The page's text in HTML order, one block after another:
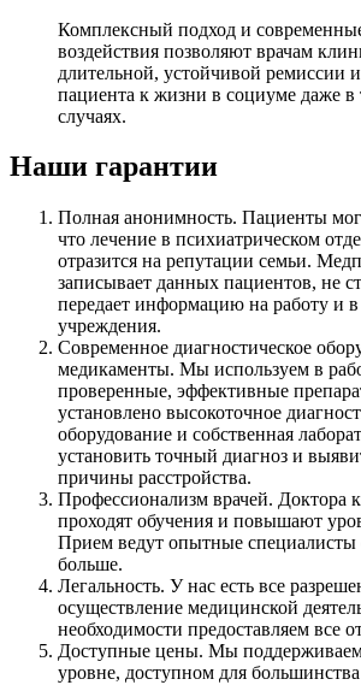
Комплексный подход и
воздействия позволяют врачам
длительной, устойчивой ремиссии
пациента к жизни в социуме даже в
случаях.
Наши гарантии
Полная анонимность. Пациенты
что лечение в психиатрическом
отразится на репутации семьи.
записывает данных пациентов, не
передает информацию на работу и в
учреждения.
Современное диагностическое
медикаменты. Мы используем в
проверенные, эффективные
установлено высокоточное
оборудование и собственная
установить точный диагноз и
причины расстройства.
Профессионализм врачей. Доктора
проходят обучения и повышают
Прием ведут опытные специалисты
больше.
Легальность. У нас есть все
осуществление медицинской
необходимости предоставляем все
Доступные цены. Мы поддерживаем
уровне, доступном для